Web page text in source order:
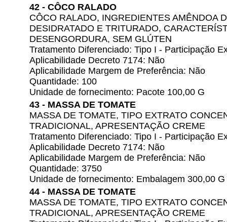
42 - CÔCO RALADO
CÔCO RALADO, INGREDIENTES AMÊNDOA
DESIDRATADO E TRITURADO,
DESENGORDURA, SEM GLÚTEN
Tratamento Diferenciado: Tipo I - Participação
Aplicabilidade Decreto 7174: Não
Aplicabilidade Margem de Preferência: Não
Quantidade: 100
Unidade de fornecimento: Pacote 100,00 G
43 - MASSA DE TOMATE
MASSA DE TOMATE, TIPO EXTRATO
TRADICIONAL, APRESENTAÇÃO CREME
Tratamento Diferenciado: Tipo I - Participação
Aplicabilidade Decreto 7174: Não
Aplicabilidade Margem de Preferência: Não
Quantidade: 3750
Unidade de fornecimento: Embalagem 300,00 G
44 - MASSA DE TOMATE
MASSA DE TOMATE, TIPO EXTRATO
TRADICIONAL, APRESENTAÇÃO CREME